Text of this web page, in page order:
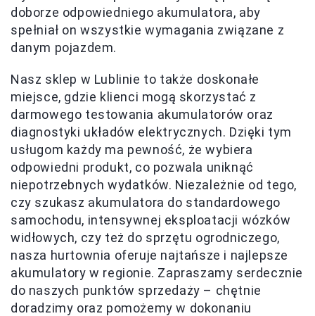
doborze odpowiedniego akumulatora, aby
spełniał on wszystkie wymagania związane z
danym pojazdem.
Nasz sklep w Lublinie to także doskonałe
miejsce, gdzie klienci mogą skorzystać z
darmowego testowania akumulatorów oraz
diagnostyki układów elektrycznych. Dzięki tym
usługom każdy ma pewność, że wybiera
odpowiedni produkt, co pozwala uniknąć
niepotrzebnych wydatków. Niezależnie od tego,
czy szukasz akumulatora do standardowego
samochodu, intensywnej eksploatacji wózków
widłowych, czy też do sprzętu ogrodniczego,
nasza hurtownia oferuje najtańsze i najlepsze
akumulatory w regionie. Zapraszamy serdecznie
do naszych punktów sprzedaży – chętnie
doradzimy oraz pomożemy w dokonaniu